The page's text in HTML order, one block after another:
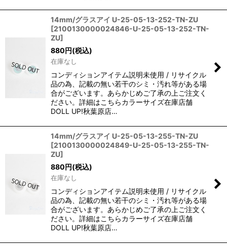
14mm/グラスアイ U-25-05-13-252-TN-ZU
[2100130000024846-U-25-05-13-252-TN-
ZU]
880円(税込)
在庫なし
コンディションアイテム説明未使用 / リサイクル
品の為、記載の無い若干のシミ・汚れ等がある場
合がございます。あらかじめご了承の上ご注文く
ださい。詳細はこちらカラーサイズ在庫店舗
DOLL UP!秋葉原店…
14mm/グラスアイ U-25-05-13-255-TN-ZU
[2100130000024849-U-25-05-13-255-TN-
ZU]
880円(税込)
在庫なし
コンディションアイテム説明未使用 / リサイクル
品の為、記載の無い若干のシミ・汚れ等がある場
合がございます。あらかじめご了承の上ご注文く
ださい。詳細はこちらカラーサイズ在庫店舗
DOLL UP!秋葉原店…